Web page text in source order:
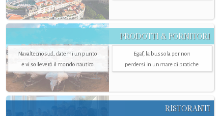
PRODOTTI & FORNITORI
Navaltecnosud, datemi un punto
e vi solleverò il mondo nautico
Egaf, la bussola per non
perdersi in un mare di pratiche
RISTORANTI